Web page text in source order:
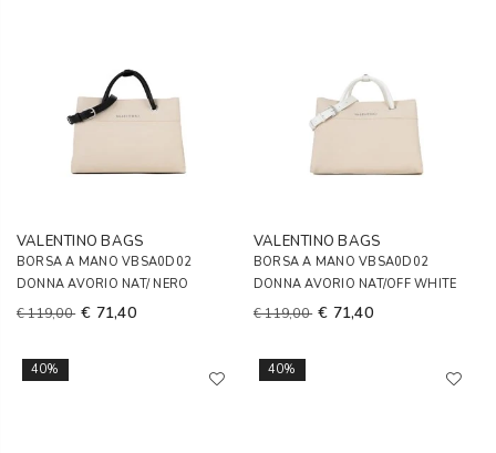
VALENTINO BAGS
BORSA A MANO VBSA0D02
DONNA AVORIO NAT/ NERO
€ 119,00 € 71,40
VALENTINO BAGS
BORSA A MANO VBSA0D02
DONNA AVORIO NAT/OFF WHITE
€ 119,00 € 71,40
40% 40%